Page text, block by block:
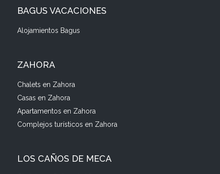
BAGUS VACACIONES
Alojamientos Bagus
ZAHORA
Chalets en Zahora
Casas en Zahora
Apartamentos en Zahora
Complejos turísticos en Zahora
LOS CAÑOS DE MECA